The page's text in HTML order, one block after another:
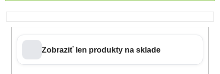
Zobraziť len produkty na sklade